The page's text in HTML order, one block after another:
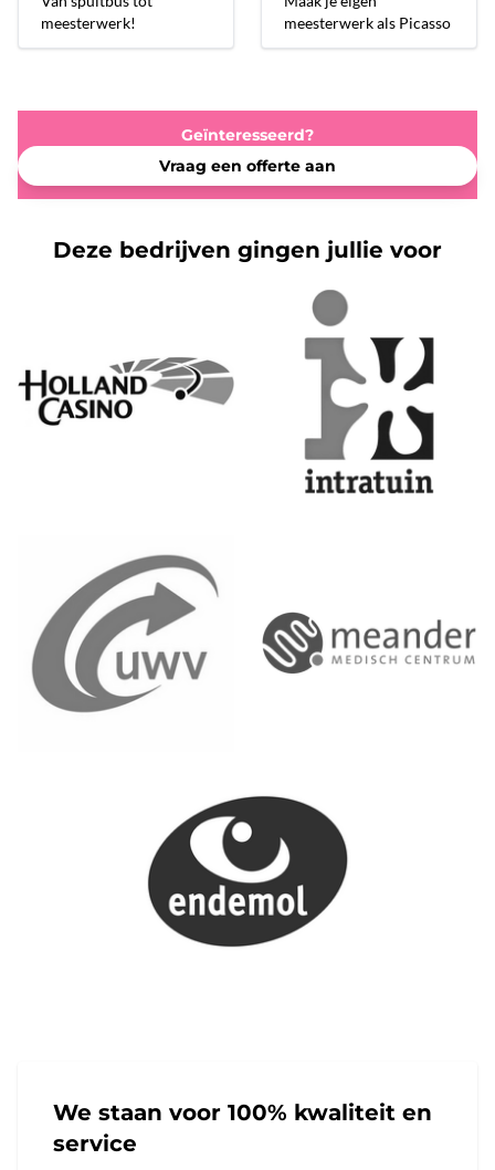
meesterwerk!
meesterwerk als Picasso
Geïnteresseerd?
Vraag een offerte aan
Deze bedrijven gingen jullie voor
We staan voor 100% kwaliteit en
service